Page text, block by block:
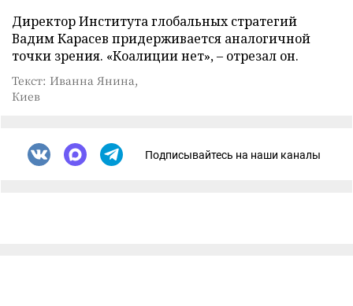
Директор Института глобальных стратегий
Вадим Карасев придерживается аналогичной
точки зрения. «Коалиции нет», – отрезал он.
Текст: Иванна Янина,
Киев
Подписывайтесь на наши каналы